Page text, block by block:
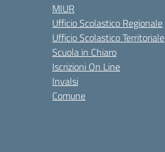
MIUR
Ufficio Scolastico Regionale
Ufficio Scolastico Territoriale
Scuola in Chiaro
Iscrizioni On Line
Invalsi
Comune